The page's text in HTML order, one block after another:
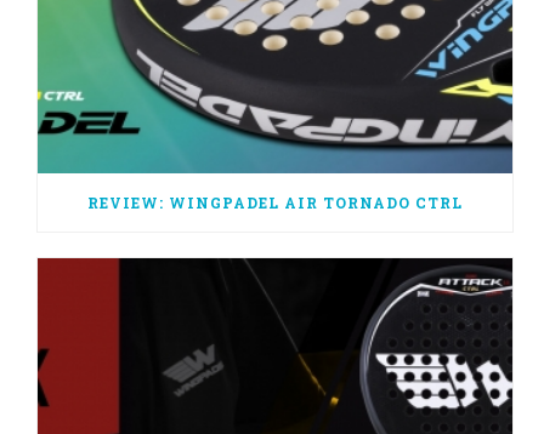
REVIEW: WINGPADEL AIR TORNADO CTRL